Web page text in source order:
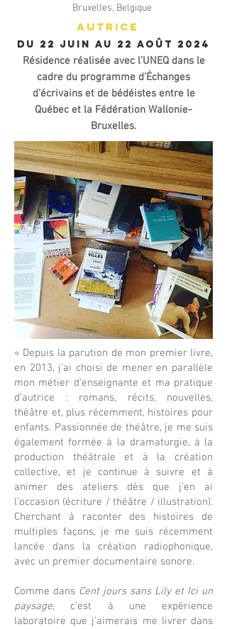
Bruxelles, Belgique
AUTRICE
DU 22 juin au 22 août 2024
Résidence réalisée avec l'UNEQ dans le
cadre du programme d’Échanges
d'écrivains et de bédéistes entre le
Québec et la Fédération Wallonie-
Bruxelles.
« Depuis la parution de mon premier livre,
en 2013, j’ai choisi de mener en parallèle
mon métier d’enseignante et ma pratique
d’autrice : romans, récits, nouvelles,
théâtre et, plus récemment, histoires pour
enfants. Passionnée de théâtre, je me suis
également formée à la dramaturgie, à la
production théâtrale et à la création
collective, et je continue à suivre et à
animer des ateliers dès que j’en ai
l’occasion (écriture / théâtre / illustration).
Cherchant à raconter des histoires de
multiples façons, je me suis récemment
lancée dans la création radiophonique,
avec un premier documentaire sonore.
Comme dans Cent jours sans Lily et Ici un
paysage, c’est à une expérience
laboratoire que j’aimerais me livrer dans